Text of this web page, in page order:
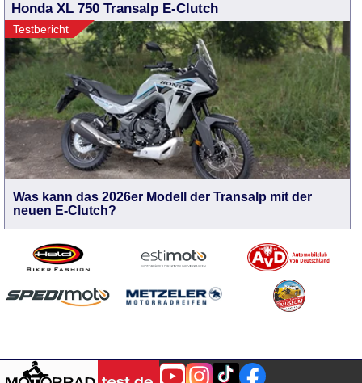
Honda XL 750 Transalp E-Clutch
Testbericht
Was kann das 2026er Modell der Transalp mit der
neuen E-Clutch?